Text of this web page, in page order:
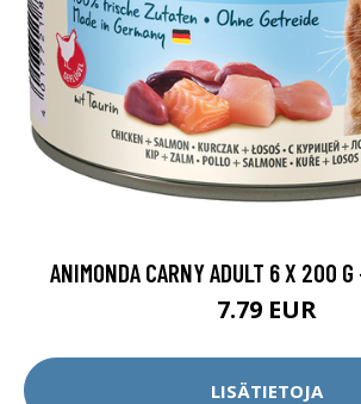
ANIMONDA CARNY ADULT 6 X 200
7.79 EUR
LISÄTIETOJA